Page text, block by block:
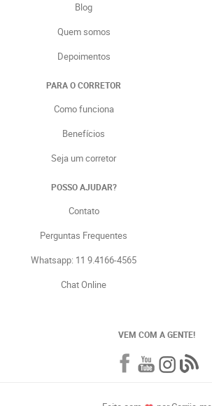
Blog
Quem somos
Depoimentos
PARA O CORRETOR
Como funciona
Benefícios
Seja um corretor
POSSO AJUDAR?
Contato
Perguntas Frequentes
Whatsapp: 11 9.4166-4565
Chat Online
VEM COM A GENTE!